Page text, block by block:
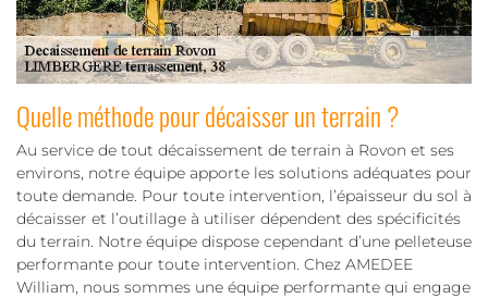
Quelle méthode pour décaisser un terrain ?
Au service de tout décaissement de terrain à Rovon et ses
environs, notre équipe apporte les solutions adéquates pour
toute demande. Pour toute intervention, l’épaisseur du sol à
décaisser et l’outillage à utiliser dépendent des spécificités
du terrain. Notre équipe dispose cependant d’une pelleteuse
performante pour toute intervention. Chez AMEDEE
William, nous sommes une équipe performante qui engage